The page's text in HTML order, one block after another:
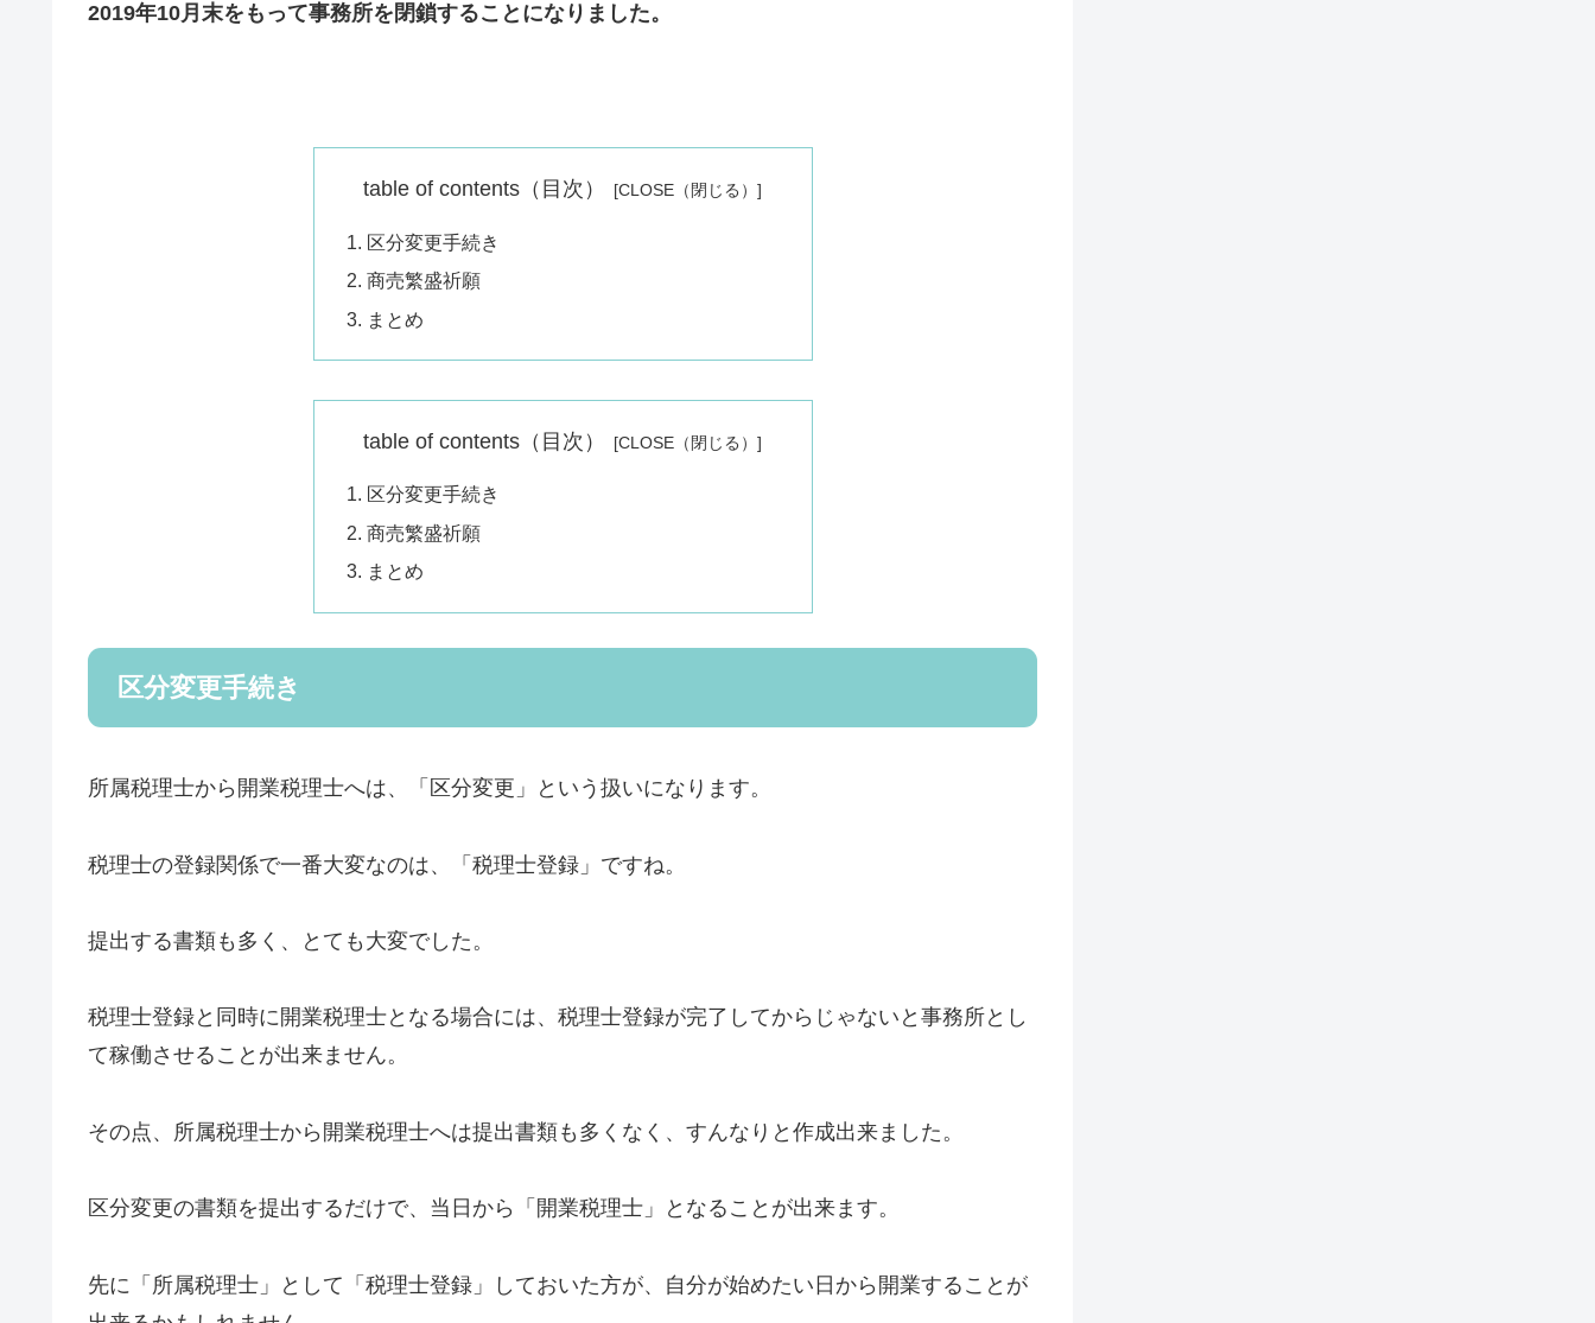
2019年10月末をもって事務所を閉鎖することになりました。
table of contents（目次）
区分変更手続き
商売繁盛祈願
まとめ
table of contents（目次）
区分変更手続き
商売繁盛祈願
まとめ
区分変更手続き
所属税理士から開業税理士へは、「区分変更」という扱いになります。
税理士の登録関係で一番大変なのは、「税理士登録」ですね。
提出する書類も多く、とても大変でした。
税理士登録と同時に開業税理士となる場合には、税理士登録が完了してからじゃないと事務所とし
て稼働させることが出来ません。
その点、所属税理士から開業税理士へは提出書類も多くなく、すんなりと作成出来ました。
区分変更の書類を提出するだけで、当日から「開業税理士」となることが出来ます。
先に「所属税理士」として「税理士登録」しておいた方が、自分が始めたい日から開業することが